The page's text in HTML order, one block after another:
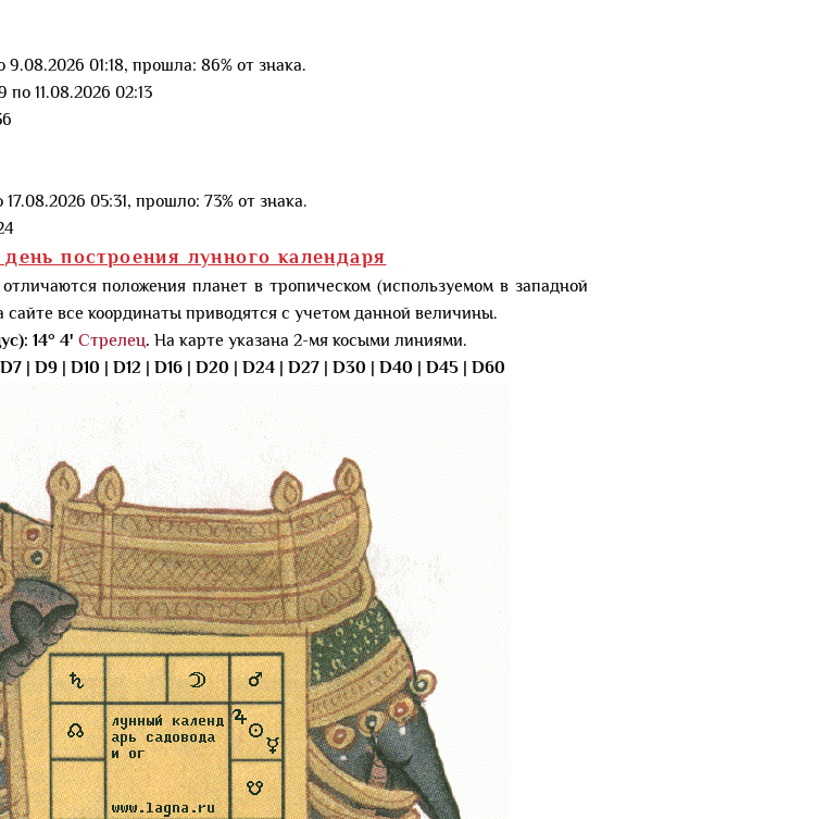
01:18, прошла: 86% от знака.
по 11.08.2026 02:13
17.08.2026 05:31, прошло: 73% от знака.
построения лунного календаря
положения планет в тропическом (используемом в западной
все координаты приводятся с учетом данной величины.
14° 4' Стрелец. На карте указана 2-мя косыми линиями.
D7| D9| D10 | D12 | D16| D20 | D24| D27| D30 | D40 | D45| D60